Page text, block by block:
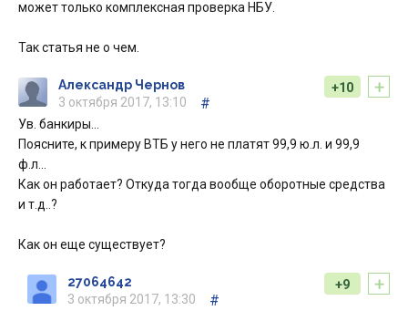
может только комплексная проверка НБУ.
Так статья не о чем.
+
+10
Александр Чернов
3 октября 2017, 13:10
#
Ув. банкиры…
Поясните, к примеру ВТБ у него не платят 99,9 ю.л. и 99,9
ф.л…
Как он работает? Откуда тогда вообще оборотные средства
и т.д..?
Как он еще существует?
+
+9
27064642
3 октября 2017, 13:30
#